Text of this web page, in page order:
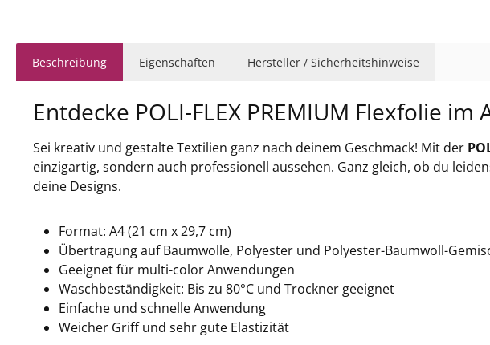
Beschreibung Eigenschaften Hersteller / Sicherheitshinweise
Entdecke POLI-FLEX PREMIUM Flexfolie im
Sei kreativ und gestalte Textilien ganz nach deinem Geschmack! Mit der
einzigartig, sondern auch professionell aussehen. Ganz gleich, ob du
deine Designs.
Format: A4 (21 cm x 29,7 cm)
Übertragung auf Baumwolle, Polyester und Polyester-Baumwoll-
Geeignet für multi-color Anwendungen
Waschbeständigkeit: Bis zu 80°C und Trockner geeignet
Einfache und schnelle Anwendung
Weicher Griff und sehr gute Elastizität